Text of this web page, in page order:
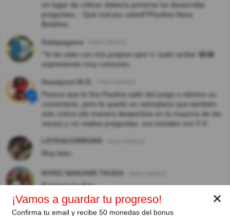
en lugar de criticar debería ponerse ha desarrollar
preguntas... Qué mal por usted!!!Paulina Nava
Bolaños,
Galapagana
"‘lo he visto con mis propios ojos’ o ‘subir arriba’ 😂😂
expresiones muy comunes.
Deadpool M.D.
Parece que la Sra Paulina salió del juego o elimino su
comentario, pero le quedo un reemplazo que también
solo critica (de manera despectiva en la mayoría de las
veces) y no realiza preguntas, sus iniciales son F.A
LEYDACORRONS
Muy bien.
NYRIZ NANJARI TAUDA
El letrero lo dice
sandra rueda Hace 6año(s)
✕
¡Vamos a guardar tu progreso!
Confirma tu email y recibe 50 monedas del bonus